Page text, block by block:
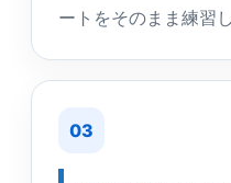
ートをそのまま練習
03